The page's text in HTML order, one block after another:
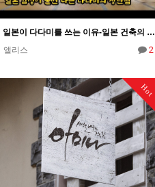
일본이 다다미를 쓰는 이유-일본 건축의 키워드. 한국과 일본 건축의 차이
앨리스
2
Hot